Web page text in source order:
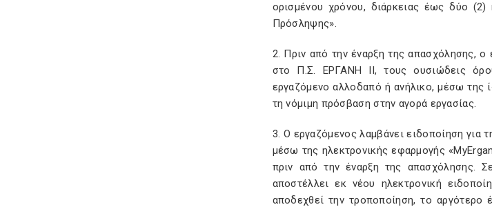
ορισμένου χρόνου, διάρκειας έως δύο
Πρόσληψης».
2. Πριν από την έναρξη της απασχόλησης,
στο Π.Σ. ΕΡΓΑΝΗ ΙΙ, τους ουσιώδεις
εργαζόμενο αλλοδαπό ή ανήλικο, μέσω της
τη νόμιμη πρόσβαση στην αγορά εργασίας.
3. Ο εργαζόμενος λαμβάνει ειδοποίηση
μέσω της ηλεκτρονικής εφαρμογής
πριν από την έναρξη της απασχόλησης.
αποστέλλει εκ νέου ηλεκτρονική
αποδεχθεί την τροποποίηση, το